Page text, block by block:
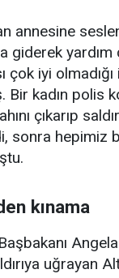
annesine
giderek yardım
çok iyi
Bir kadın polis
çıkarıp
sonra hepimiz
kınama
uğrayan